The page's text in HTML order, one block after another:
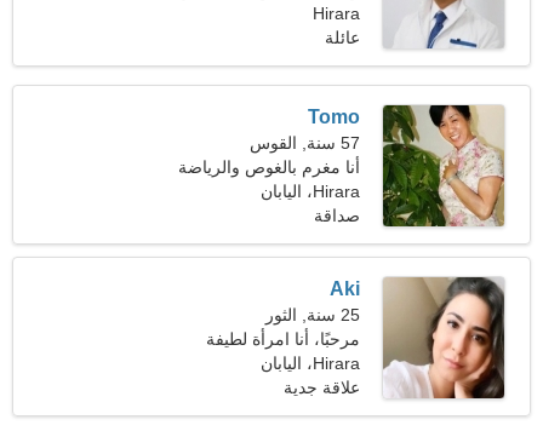
51-55
Hirara
عائلة
Tomo
57 سنة, القوس
أنا مغرم بالغوص والرياضة
Hirara، اليابان
صداقة
Aki
25 سنة, الثور
مرحبًا، أنا امرأة لطيفة
Hirara، اليابان
علاقة جدية